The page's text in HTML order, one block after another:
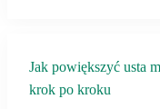
Jak powiększyć usta
krok po kroku